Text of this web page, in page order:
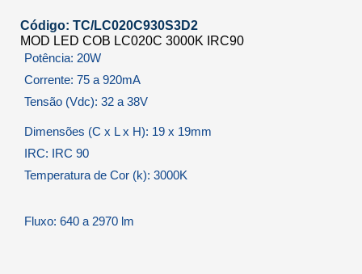
Código: TC/LC020C930S3D2
MOD LED COB LC020C 3000K IRC90
Potência: 20W
Corrente: 75 a 920mA
Tensão (Vdc): 32 a 38V
Dimensões (C x L x H): 19 x 19mm
IRC: IRC 90
Temperatura de Cor (k): 3000K
Fluxo: 640 a 2970 lm